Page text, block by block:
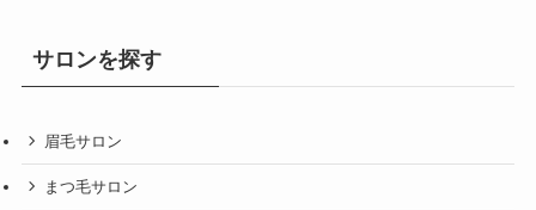
サロンを探す
眉毛サロン
まつ毛サロン